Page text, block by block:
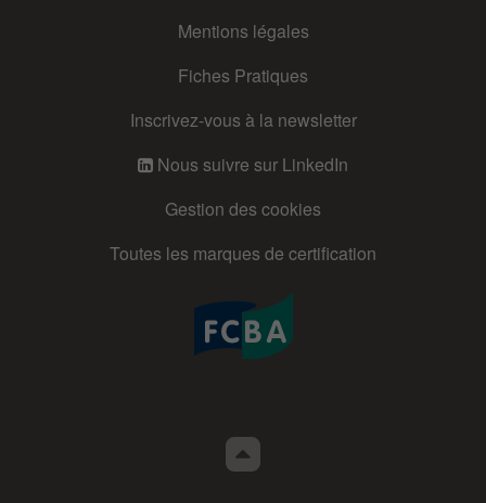
Mentions légales
Fiches Pratiques
Inscrivez-vous à la newsletter
Nous suivre sur LinkedIn
Gestion des cookies
Toutes les marques de certification